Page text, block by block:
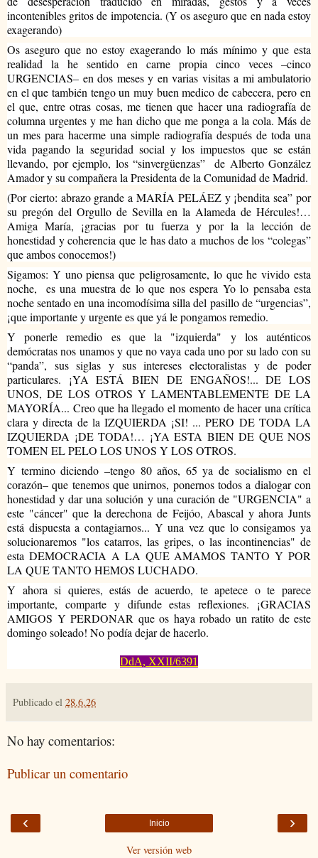
incontenibles gritos de impotencia. (Y os aseguro que en nada estoy
exagerando)
Os aseguro que no estoy exagerando lo más mínimo y que esta
realidad la he sentido en carne propia cinco veces –cinco
URGENCIAS– en dos meses y en varias visitas a mi ambulatorio
en el que también tengo un muy buen medico de cabecera, pero en
el que, entre otras cosas, me tienen que hacer una radiografía de
columna urgentes y me han dicho que me ponga a la cola. Más de
un mes para hacerme una simple radiografía después de toda una
vida pagando la seguridad social y los impuestos que se están
llevando, por ejemplo, los “sinvergüenzas”  de Alberto González
Amador y su compañera la Presidenta de la Comunidad de Madrid.
(Por cierto: abrazo grande a MARÍA PELÁEZ y ¡bendita sea” por
su pregón del Orgullo de Sevilla en la Alameda de Hércules!…
Amiga María, ¡gracias por tu fuerza y por la la lección de
honestidad y coherencia que le has dato a muchos de los “colegas”
que ambos conocemos!)
Sigamos: Y uno piensa que peligrosamente, lo que he vivido esta
noche,  es una muestra de lo que nos espera Yo lo pensaba esta
noche sentado en una incomodísima silla del pasillo de “urgencias”,
¡que importante y urgente es que yá le pongamos remedio.
Y ponerle remedio es que la "izquierda" y los auténticos
demócratas nos unamos y que no vaya cada uno por su lado con su
“panda”, sus siglas y sus intereses electoralistas y de poder
particulares. ¡YA ESTÁ BIEN DE ENGAÑOS!... DE LOS
UNOS, DE LOS OTROS Y LAMENTABLEMENTE DE LA
MAYORÍA... Creo que ha llegado el momento de hacer una crítica
clara y directa de la IZQUIERDA ¡SI! ... PERO DE TODA LA
IZQUIERDA ¡DE TODA!… ¡YA ESTA BIEN DE QUE NOS
TOMEN EL PELO LOS UNOS Y LOS OTROS.
Y termino diciendo –tengo 80 años, 65 ya de socialismo en el
corazón– que tenemos que unirnos, ponernos todos a dialogar con
honestidad y dar una solución y una curación de "URGENCIA" a
este "cáncer" que la derechona de Feijóo, Abascal y ahora Junts
está dispuesta a contagiarnos... Y una vez que lo consigamos ya
solucionaremos "los catarros, las gripes, o las incontinencias" de
esta DEMOCRACIA A LA QUE AMAMOS TANTO Y POR
LA QUE TANTO HEMOS LUCHADO.
Y ahora si quieres, estás de acuerdo, te apetece o te parece
importante, comparte y difunde estas reflexiones. ¡GRACIAS
AMIGOS Y PERDONAR que os haya robado un ratito de este
domingo soleado! No podía dejar de hacerlo.
DdA, XXII/6391
Publicado el 28.6.26
No hay comentarios:
Publicar un comentario
‹ ›
Inicio
Ver versión web